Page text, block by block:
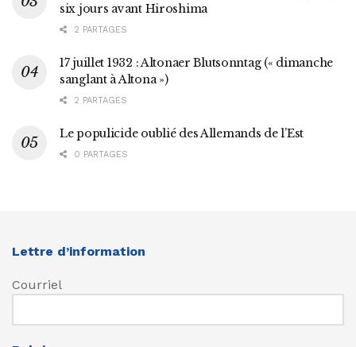
six jours avant Hiroshima
2 PARTAGES
17 juillet 1932 : Altonaer Blutsonntag (« dimanche
sanglant à Altona »)
2 PARTAGES
Le populicide oublié des Allemands de l’Est
0 PARTAGES
Lettre d’information
Courriel